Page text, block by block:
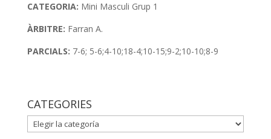
CATEGORIA: Mini Masculi Grup 1
ÀRBITRE: Farran A.
PARCIALS: 7-6; 5-6;4-10;18-4;10-15;9-2;10-10;8-9
CATEGORIES
CATEGORIES